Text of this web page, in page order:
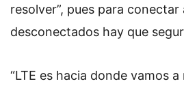
resolver”, pues para conectar
desconectados hay que
“LTE es hacia donde vamos